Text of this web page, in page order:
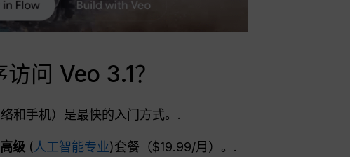
问 Veo 3.1？
和手机）是最快的入门方式。.
级 (人工智能专业)套餐（$19.99/月）。.